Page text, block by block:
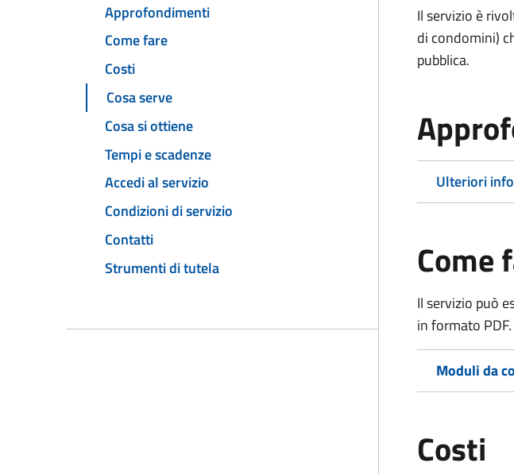
Approfondimenti
Come fare
Costi
Cosa serve
Cosa si ottiene
Tempi e scadenze
Accedi al servizio
Condizioni di servizio
Contatti
Strumenti di tutela
Il servizio è
di condomini)
pubblica.
Ulteriori
Come
Il servizio può
in formato PDF.
Moduli da
Costi